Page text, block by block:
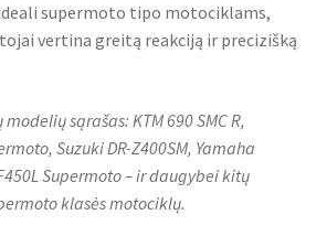
supermoto tipo motociklams,
vertina greitą reakciją ir precizišką
sąrašas: KTM 690 SMC R,
Suzuki DR-Z400SM, Yamaha
Supermoto – ir daugybei kitų
klasės motociklų.